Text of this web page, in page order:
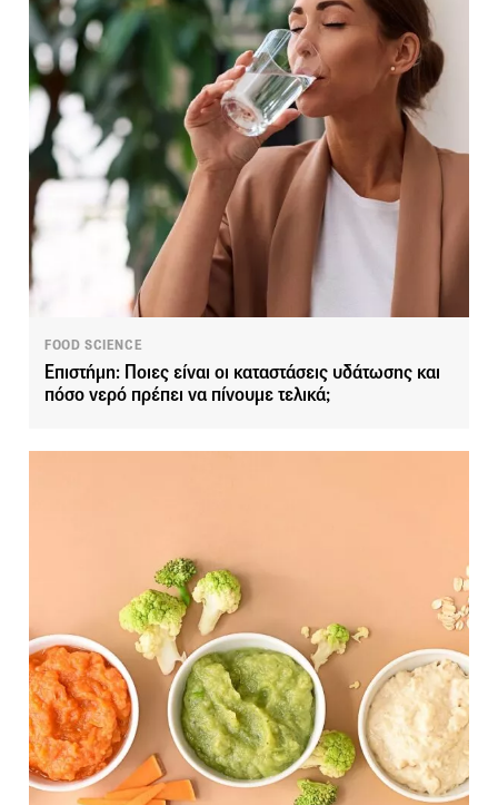
FOOD SCIENCE
Επιστήμη: Ποιες είναι οι καταστάσεις υδάτωσης και
πόσο νερό πρέπει να πίνουμε τελικά;